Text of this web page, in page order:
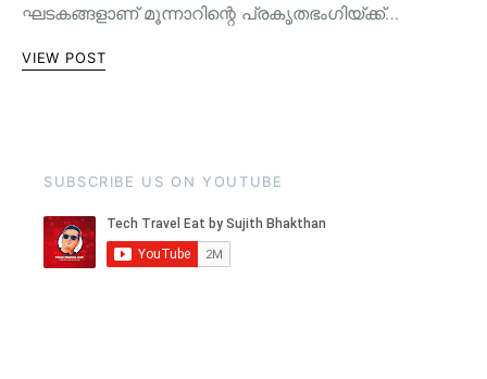
ഘടകങ്ങളാണ് മൂന്നാറിന്റെ പ്രകൃതഭംഗിയ്ക്ക്…
VIEW POST
SUBSCRIBE US ON YOUTUBE